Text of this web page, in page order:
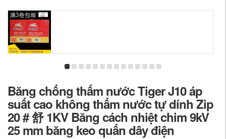
Băng chống thấm nước Tiger J10 áp
suất cao không thấm nước tự dính Zip
20 # 舒 1KV Băng cách nhiệt chim 9kV
25 mm băng keo quấn dây điện